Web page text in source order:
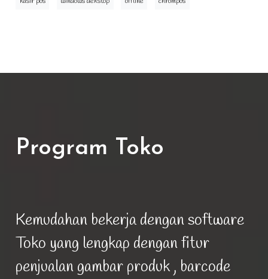
Program Toko
Kemudahan bekerja dengan software
Toko yang lengkap dengan fitur
penjualan gambar produk , barcode